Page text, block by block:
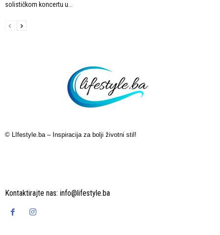
solističkom koncertu u...
© LIfestyle.ba – Inspiracija za bolji životni stil!
Kontaktirajte nas: info@lifestyle.ba